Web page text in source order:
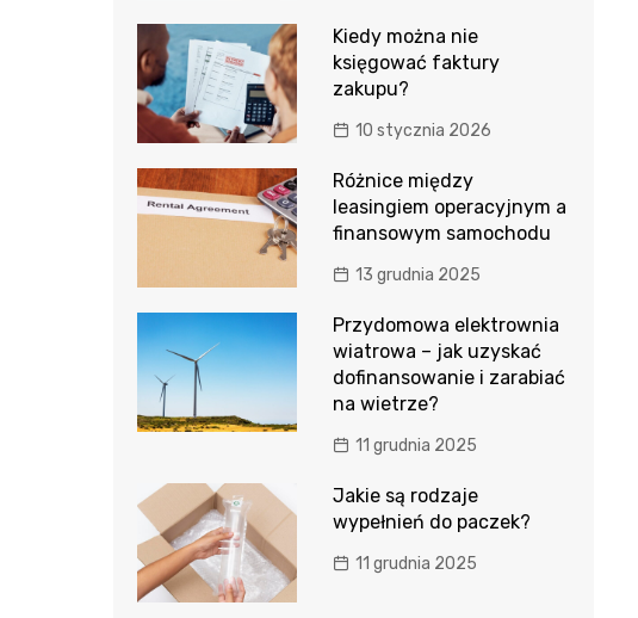
Kiedy można nie
księgować faktury
zakupu?
10 stycznia 2026
Różnice między
leasingiem operacyjnym a
finansowym samochodu
13 grudnia 2025
Przydomowa elektrownia
wiatrowa – jak uzyskać
dofinansowanie i zarabiać
na wietrze?
11 grudnia 2025
Jakie są rodzaje
wypełnień do paczek?
11 grudnia 2025